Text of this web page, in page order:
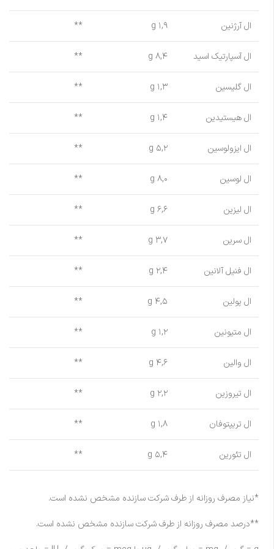
ال آرژنین ۱,۹ g **
ال آسپارتیک اسید ۸,۴ g **
ال گلیسین ۱,۳ g **
ال هیستیدین ۱,۴ g **
ال ایزولوسین ۵,۲ g **
ال لوسین ۸,۰ g **
ال لیزین ۶,۶ g **
ال سرین ۳,۷ g **
ال فنیل آلانین ۲,۴ g **
ال پولین ۴,۵ g **
ال متیونین ۱,۲ g **
ال والین ۴,۶ g **
ال تیروزین ۲,۲ g **
ال تریپتوفان ۱,۸ g **
ال تئورین ۵,۴ g **
*نیاز مصرف روزانه از طرف شرکت سازنده مشخص نشده است.
**درصد مصرف روزانه از طرف شرکت سازنده مشخص نشده است.